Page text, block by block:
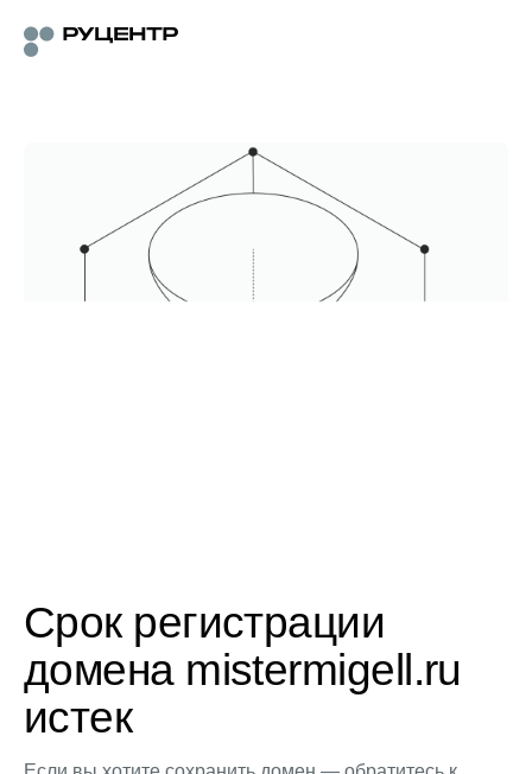
Срок регистрации
домена mistermigell.ru
истек